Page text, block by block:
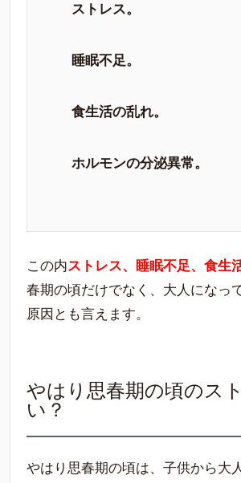
ストレス。
睡眠不足。
食生活の乱れ。
ホルモンの分泌異常。
この内ストレス、睡眠不足、食生
春期の頃だけでなく、大人になっ
原因とも言えます。
やはり思春期の頃のス
い？
やはり思春期の頃は、子供から大